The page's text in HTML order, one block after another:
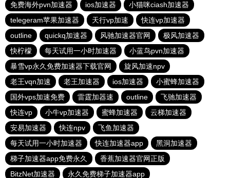
免费海外pvn加速器
ios加速器
小猫咪ciash加速器
telegeram苹果加速器
天行vp加速
快连vp加速器
outline
quickq加速器 风驰加速器官网
极风加速器
快柠檬
每天试用一小时加速器
小蓝鸟pvn加速器
暴雪vp永久免费加速器下载官网
旋风加速npv
老王vqn加速
老王加速器 ios加速器
小蜜蜂加速器
国外vps加速免费
雷霆加器速 outline
飞驰加速器
快连vp
小牛vp加速器 蜜蜂加速器
云梯加速器
安易加速器
快连npv
飞鱼加速器
每天试用一小时加速器
快连加速器app
黑洞加速器
梯子加速器app免费永久
香蕉加速器官网正版
BitzNet加速器
永久免费梯子加速器app